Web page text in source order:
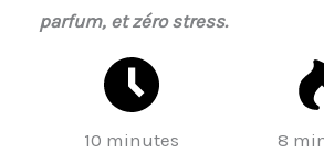
parfum, et zéro stress.
10 minutes 8